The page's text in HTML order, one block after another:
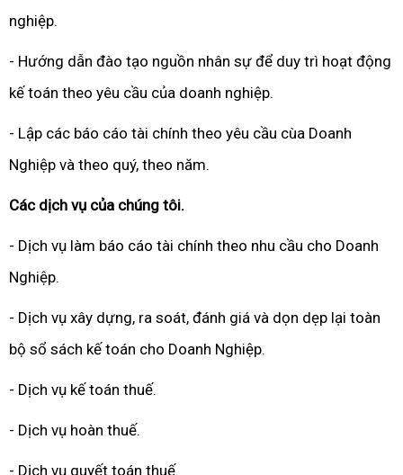
nghiệp.
- Hướng dẫn đào tạo nguồn nhân sự để duy trì hoạt động
kế toán theo yêu cầu của doanh nghiệp.
- Lập các báo cáo tài chính theo yêu cầu cùa Doanh
Nghiệp và theo quý, theo năm.
Các dịch vụ của chúng tôi.
- Dịch vụ làm báo cáo tài chính theo nhu cầu cho Doanh
Nghiệp.
- Dịch vụ xây dựng, ra soát, đánh giá và dọn dẹp lại toàn
bộ sổ sách kế toán cho Doanh Nghiệp.
- Dịch vụ kế toán thuế.
- Dịch vụ hoàn thuế.
- Dịch vụ quyết toán thuế.